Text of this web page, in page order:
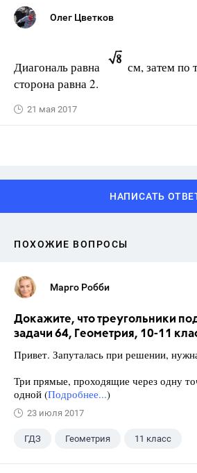
Олег Цветков
Диагональ равна
см, затем по
сторона равна 2.
21 мая 2017
НАПИСАТЬ
ПОХОЖИЕ ВОПРОСЫ
Марго Робби
Докажите, что треугольники
задачи 64, Геометрия, 10-11
Привет. Запуталась при решении,
Три прямые, проходящие через одну
одной (Подробнее...)
23 июля 2017
ГДЗ Геометрия 11 класс